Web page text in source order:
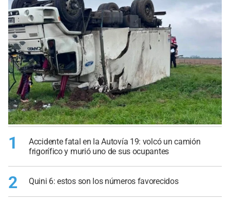
1
Accidente fatal en la Autovía 19: volcó un camión
frigorífico y murió uno de sus ocupantes
2 Quini 6: estos son los números favorecidos